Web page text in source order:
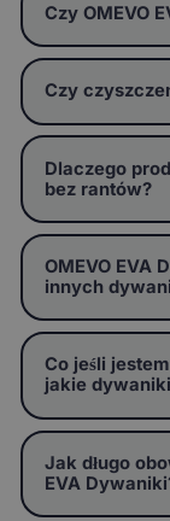
Czy OMEVO
Czy
Dlaczego
bez rantów?
OMEVO EVA
innych
Co jeśli
jakie
Jak długo
EVA